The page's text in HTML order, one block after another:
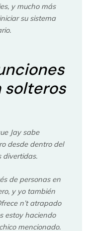
y mucho más
su sistema
solteros
Jay sabe
desde dentro del
divertidas.
de personas en
y yo también
n’t atrapado
estoy haciendo
mencionado.